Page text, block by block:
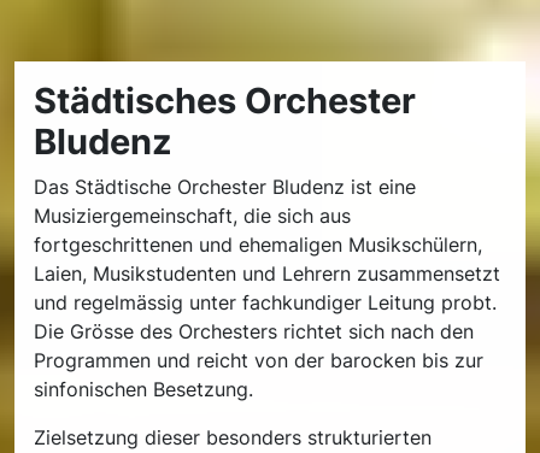
Städtisches Orchester
Bludenz
Das Städtische Orchester Bludenz ist eine
Musiziergemeinschaft, die sich aus
fortgeschrittenen und ehemaligen Musikschülern,
Laien, Musikstudenten und Lehrern zusammensetzt
und regelmässig unter fachkundiger Leitung probt.
Die Grösse des Orchesters richtet sich nach den
Programmen und reicht von der barocken bis zur
sinfonischen Besetzung.
Zielsetzung dieser besonders strukturierten